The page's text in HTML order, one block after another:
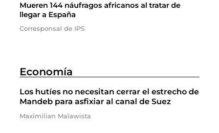
Mueren 144 náufragos africanos al tratar de
llegar a España
Corresponsal de IPS
Economía
Los hutíes no necesitan cerrar el estrecho de
Mandeb para asfixiar al canal de Suez
Maximilian Malawista